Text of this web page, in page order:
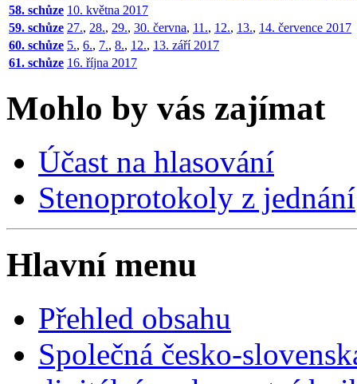
58. schůze 10. května 2017
59. schůze 27., 28., 29., 30. června, 11., 12., 13., 14. července 2017
60. schůze 5., 6., 7., 8., 12., 13. září 2017
61. schůze 16. října 2017
Mohlo by vás zajímat
Účast na hlasování
Stenoprotokoly z jednání
Hlavní menu
Přehled obsahu
Společná česko-